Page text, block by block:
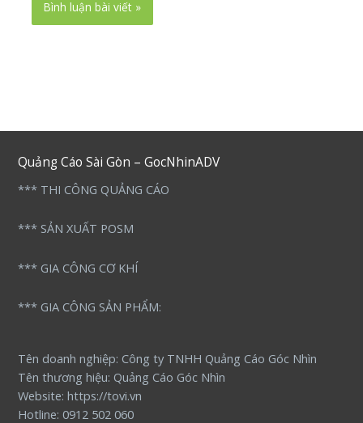
Quảng Cáo Sài Gòn – GocNhinADV
*** THI CÔNG QUẢNG CÁO
*** SẢN XUẤT POSM
*** GIA CÔNG CƠ KHÍ
*** GIA CÔNG SẢN PHẨM:
Tên doanh nghiệp: Công ty TNHH Quảng Cáo Góc Nhìn
Tên thương hiệu: Quảng Cáo Góc Nhìn
Website: https://tovi.vn
Hotline: 0912 502 060